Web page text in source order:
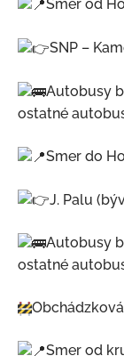
Mestský
Odpadové
Verejno-
Fotogaléria
Smer od
SNP –
Autobusy
ostatné
Smer do
J. Palu
Autobusy
ostatné
Smer od